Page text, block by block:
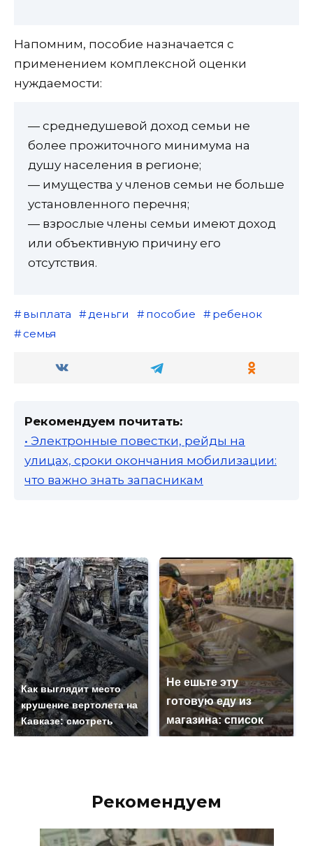
Напомним, пособие назначается с
применением комплексной оценки
нуждаемости:
— среднедушевой доход семьи не
более прожиточного минимума на
душу населения в регионе;
— имущества у членов семьи не больше
установленного перечня;
— взрослые члены семьи имеют доход
или объективную причину его
отсутствия.
выплата деньги пособие
ребенок
семья
Рекомендуем почитать:
• Электронные повестки, рейды на
улицах, сроки окончания мобилизации:
что важно знать запасникам
Как выглядит место
крушение вертолета на
Кавказе: смотреть
Не ешьте эту
готовую еду из
магазина: список
Рекомендуем